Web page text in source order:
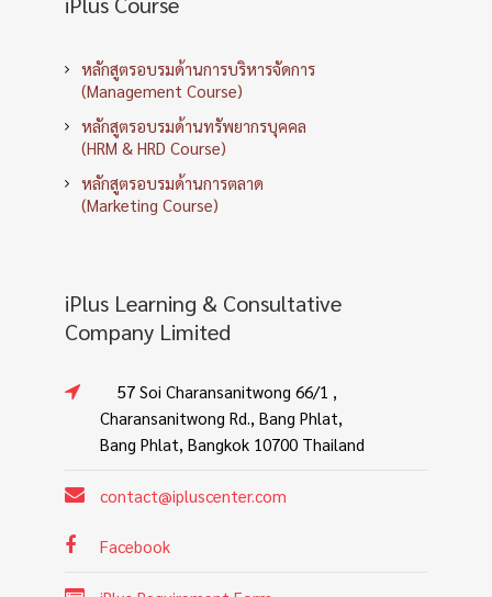
หลักสูตรอบรมด้านการบริหารจัดการ
(Management Course)
หลักสูตรอบรมด้านทรัพยากรบุคคล
(HRM & HRD Course)
หลักสูตรอบรมด้านการตลาด
(Marketing Course)
iPlus Learning & Consultative
Company Limited
57 Soi Charansanitwong 66/1 ,
Charansanitwong Rd., Bang Phlat,
Bang Phlat, Bangkok 10700 Thailand
contact@ipluscenter.com
Facebook